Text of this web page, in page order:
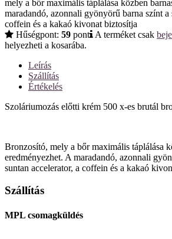
mely a bőr maximális táplálása közben
maradandó, azonnali gyönyörű barna színt a
coffein és a kakaó kivonat biztosítja
Hűségpont: 59 pont A terméket csak
helyezheti a kosarába.
Leírás
Szállítás
Értékelés
Szoláriumozás előtti krém 500 x-es brutál
Bronzosító, mely a bőr maximális táplálása
eredményezhet. A maradandó, azonnali
suntan accelerator, a coffein és a kakaó
Szállítás
MPL csomagküldés